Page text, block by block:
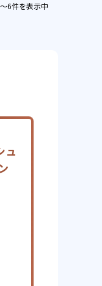
6件を表示中
ュ